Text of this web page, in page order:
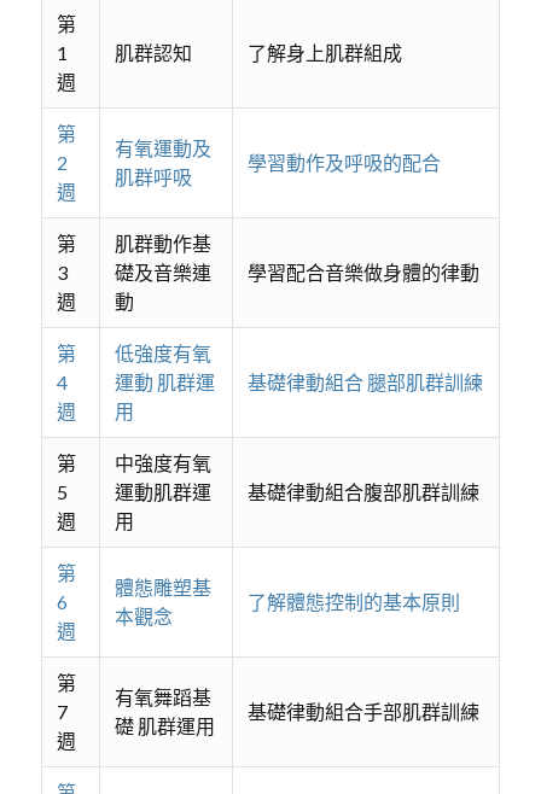
第
1
週
肌群認知 了解身上肌群組成
第
2
週
有氧運動及
肌群呼吸
學習動作及呼吸的配合
第
3
週
肌群動作基
礎及音樂連
動
學習配合音樂做身體的律動
第
4
週
低強度有氧
運動 肌群運
用
基礎律動組合 腿部肌群訓練
第
5
週
中強度有氧
運動肌群運
用
基礎律動組合腹部肌群訓練
第
6
週
體態雕塑基
本觀念
了解體態控制的基本原則
第
7
週
有氧舞蹈基
礎 肌群運用
基礎律動組合手部肌群訓練